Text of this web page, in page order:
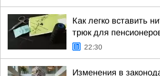
Как легко вставить
трюк для
22:30
Изменения в